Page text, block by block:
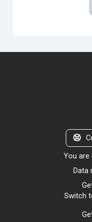
You are
Data
Switch